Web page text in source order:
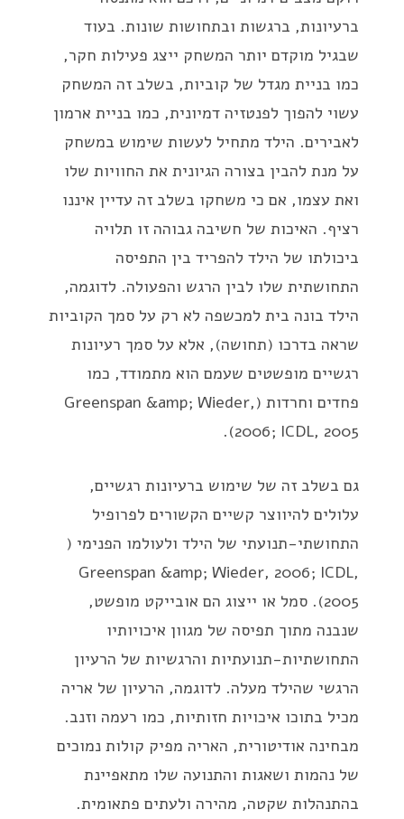
ברעיונות, ברגשות ובתחושות שונות. בעוד
שבגיל מוקדם יותר המשחק ייצג פעילות חקר,
כמו בניית מגדל של קוביות, בשלב זה המשחק
עשוי להפוך לפנטזיה דמיונית, כמו בניית ארמון
לאבירים. הילד מתחיל לעשות שימוש במשחק
על מנת להבין בצורה הגיונית את החוויות שלו
ואת עצמו, אם כי משחקו בשלב זה עדיין איננו
רציף. האיכות של חשיבה גבוהה זו תלויה
ביכולתו של הילד להפריד בין התפיסה
התחושתית שלו לבין הרגש והפעולה. לדוגמה,
הילד בונה בית למכשפה לא רק על סמך הקוביות
שראה בדרכו (תחושה), אלא על סמך רעיונות
רגשיים מופשטים שעמם הוא מתמודד, כמו
פחדים וחרדות (Greenspan &amp; Wieder,
2006; ICDL, 2005).
גם בשלב זה של שימוש ברעיונות רגשיים,
עלולים להיווצר קשיים הקשורים לפרופיל
התחושתי-תנועתי של הילד ולעולמו הפנימי (
Greenspan &amp; Wieder, 2006; ICDL,
2005). סמל או ייצוג הם אובייקט מופשט,
שנבנה מתוך תפיסה של מגוון איכויותיו
התחושתיות-תנועתיות והרגשיות של הרעיון
הרגשי שהילד מעלה. לדוגמה, הרעיון של אריה
מכיל בתוכו איכויות חזותיות, כמו רעמה וזנב.
מבחינה אודיטורית, האריה מפיק קולות נמוכים
של נהמות ושאגות והתנועה שלו מתאפיינת
בהתנהלות שקטה, מהירה ולעתים פתאומית.